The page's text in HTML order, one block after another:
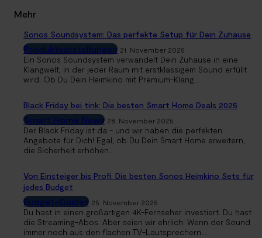
Mehr
Sonos Soundsystem: Das perfekte Setup für Dein Zuhause
Produktvorstellungen 21. November 2025
Ein Sonos Soundsystem verwandelt Dein Zuhause in eine
Klangwelt, in der jeder Raum mit erstklassigem Sound erfüllt
wird. Ob Du Dein Heimkino mit Premium-Klang...
Black Friday bei tink: Die besten Smart Home Deals 2025
Smart Home News 28. November 2025
Der Black Friday ist da - und wir haben die perfekten
Angebote für Dich! Egal, ob Du Dein Smart Home erweitern,
die Sicherheit erhöhen...
Von Einsteiger bis Profi: Die besten Sonos Heimkino Sets für
jedes Budget
Budget-Guides 25. November 2025
Du hast in einen großartigen 4K-Fernseher investiert. Du hast
die Streaming-Abos. Aber seien wir ehrlich: Wenn der Sound
immer noch aus den flachen TV-Lautsprechern...